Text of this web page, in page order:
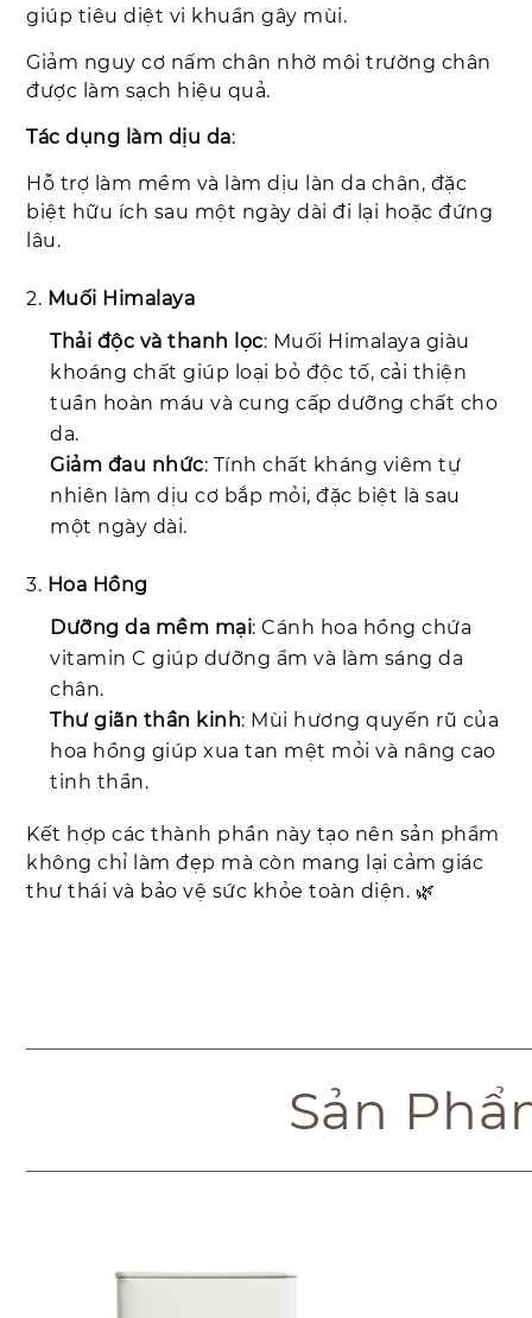
giúp tiêu diệt vi khuẩn gây mùi.
Giảm nguy cơ nấm chân nhờ môi trường chân
được làm sạch hiệu quả.
Tác dụng làm dịu da:
Hỗ trợ làm mềm và làm dịu làn da chân, đặc
biệt hữu ích sau một ngày dài đi lại hoặc đứng
lâu.
2. Muối Himalaya
Thải độc và thanh lọc: Muối Himalaya giàu
khoáng chất giúp loại bỏ độc tố, cải thiện
tuần hoàn máu và cung cấp dưỡng chất cho
da.
Giảm đau nhức: Tính chất kháng viêm tự
nhiên làm dịu cơ bắp mỏi, đặc biệt là sau
một ngày dài.
3. Hoa Hồng
Dưỡng da mềm mại: Cánh hoa hồng chứa
vitamin C giúp dưỡng ẩm và làm sáng da
chân.
Thư giãn thần kinh: Mùi hương quyến rũ của
hoa hồng giúp xua tan mệt mỏi và nâng cao
tinh thần.
Kết hợp các thành phần này tạo nên sản phẩm
không chỉ làm đẹp mà còn mang lại cảm giác
thư thái và bảo vệ sức khỏe toàn diện. 🌿
Sản